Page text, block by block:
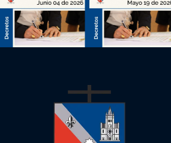
Decreto
027 de
2026